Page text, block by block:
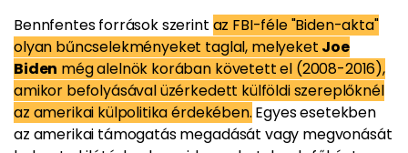
Bennfentes források szerint az FBI-féle "Biden-akta"
olyan bűncselekményeket taglal, melyeket Joe
Biden még alelnök korában követett el (2008-2016),
amikor befolyásával üzérkedett külföldi szereplőknél
az amerikai külpolitika érdekében. Egyes esetekben
az amerikai támogatás megadását vagy megvonását